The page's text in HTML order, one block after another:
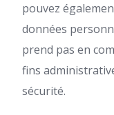
pouvez
données
prend pas en
fins
sécurité.